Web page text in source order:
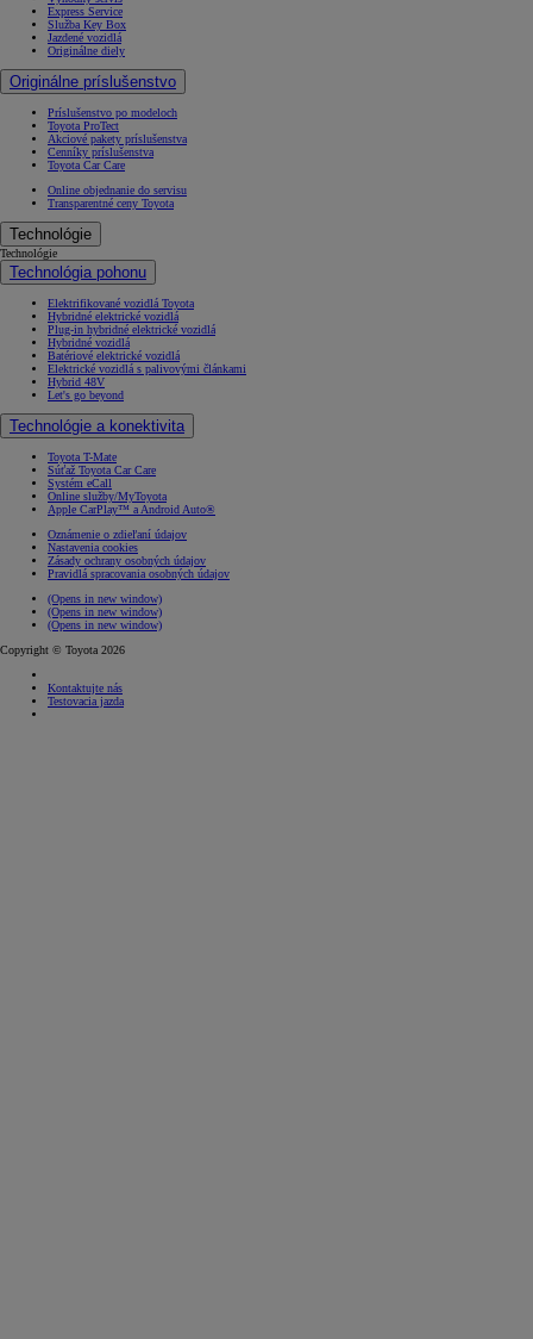
Express Service
Služba Key Box
Jazdené vozidlá
Originálne diely
Originálne príslušenstvo
Príslušenstvo po modeloch
Toyota ProTect
Akciové pakety príslušenstva
Cenníky príslušenstva
Toyota Car Care
Online objednanie do servisu
Transparentné ceny Toyota
Technológie
Technológie
Technológia pohonu
Elektrifikované vozidlá Toyota
Hybridné elektrické vozidlá
Plug-in hybridné elektrické vozidlá
Hybridné vozidlá
Batériové elektrické vozidlá
Elektrické vozidlá s palivovými článkami
Hybrid 48V
Let's go beyond
Technológie a konektivita
Toyota T-Mate
Súťaž Toyota Car Care
Systém eCall
Online služby/MyToyota
Apple CarPlay™ a Android Auto®
Oznámenie o zdieľaní údajov
Nastavenia cookies
Zásady ochrany osobných údajov
Pravidlá spracovania osobných údajov
(Opens in new window)
(Opens in new window)
(Opens in new window)
Copyright © Toyota 2026
Kontaktujte nás
Testovacia jazda